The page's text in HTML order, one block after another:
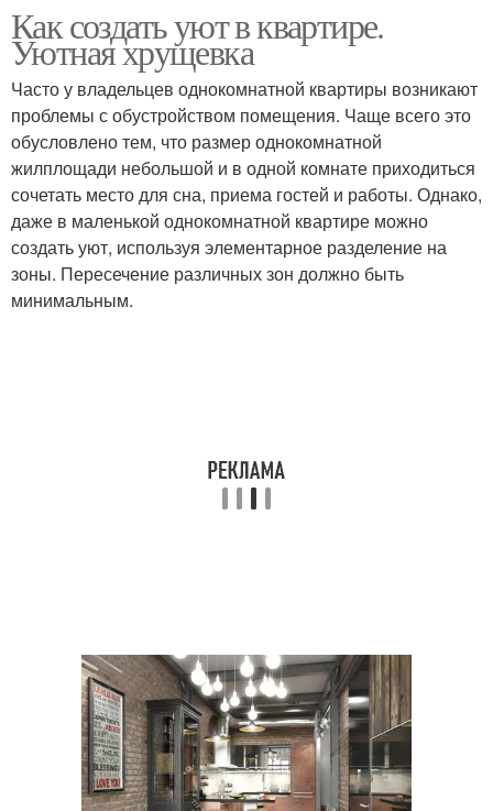
Как создать уют в квартире.
Уютная хрущевка
Часто у владельцев однокомнатной квартиры возникают
проблемы с обустройством помещения. Чаще всего это
обусловлено тем, что размер однокомнатной
жилплощади небольшой и в одной комнате приходиться
сочетать место для сна, приема гостей и работы. Однако,
даже в маленькой однокомнатной квартире можно
создать уют, используя элементарное разделение на
зоны. Пересечение различных зон должно быть
минимальным.